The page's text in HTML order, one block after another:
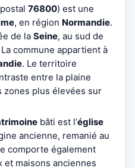
76800) est une
, en région Normandie.
de la Seine, au sud de
La commune appartient à
. Le territoire
entre la plaine
zones plus élevées sur
bâti est l’église
ancienne, remanié au
comporte également
maisons anciennes